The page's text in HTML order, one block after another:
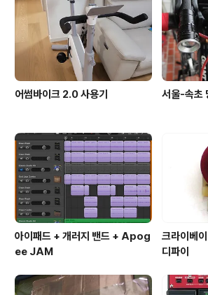
도 나름 괜찮습니다. 20km마다 10분씩 쉬자고 마음을
어서... 일단 여의도에서 10분 쉬고 물 마시고.....
어썸바이크 2.0 사용기 서울-속초
아이패드 + 개러지 밴드 + Apog
ee JAM
크라이베
디파이